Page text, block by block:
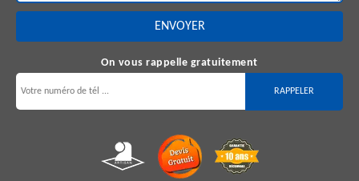
On vous rappelle gratuitement